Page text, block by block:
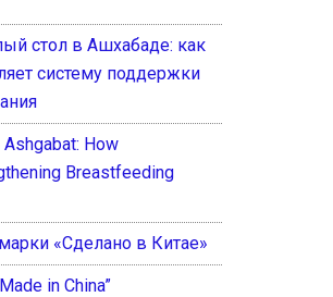
стол в Ашхабаде: как
систему поддержки
How
Breastfeeding
«Сделано в Китае»
in China”